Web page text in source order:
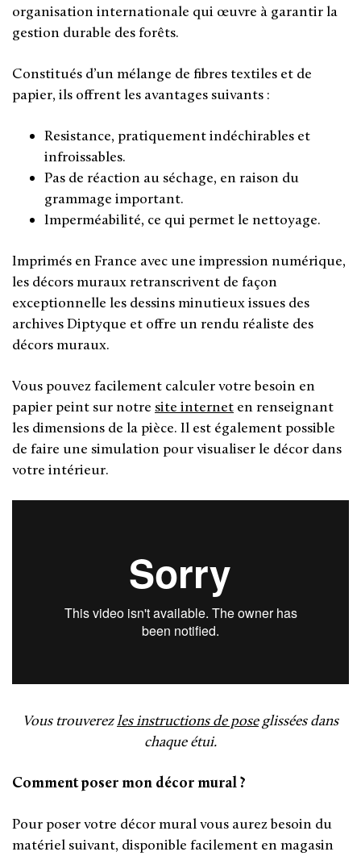
organisation internationale qui œuvre à garantir la
gestion durable des forêts.
Constitués d’un mélange de fibres textiles et de
papier, ils offrent les avantages suivants :
Resistance, pratiquement indéchirables et
infroissables.
Pas de réaction au séchage, en raison du
grammage important.
Imperméabilité, ce qui permet le nettoyage.
Imprimés en France avec une impression numérique,
les décors muraux retranscrivent de façon
exceptionnelle les dessins minutieux issues des
archives Diptyque et offre un rendu réaliste des
décors muraux.
Vous pouvez facilement calculer votre besoin en
papier peint sur notre site internet en renseignant
les dimensions de la pièce. Il est également possible
de faire une simulation pour visualiser le décor dans
votre intérieur.
Vous trouverezlesinstructions de poseglissées dans
chaque étui.
Comment poser mon décor mural ?
Pour poser votre décor mural vous aurez besoin du
matériel suivant, disponible facilement en magasin